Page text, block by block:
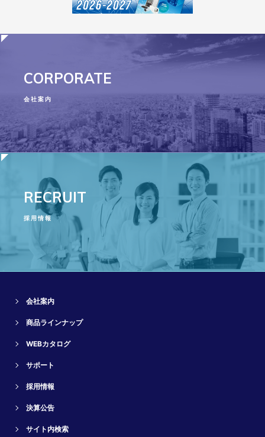
CORPORATE
会社案内
RECRUIT
採用情報
会社案内
商品ラインナップ
WEBカタログ
サポート
採用情報
決算公告
サイト内検索